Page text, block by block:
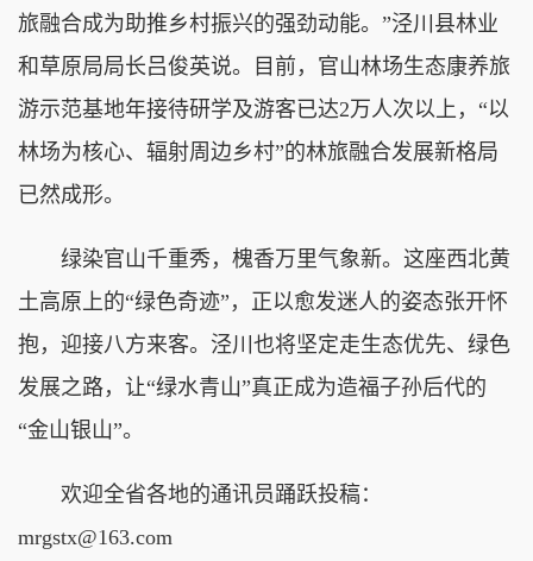
旅融合成为助推乡村振兴的强劲动能。”泾川县林业
和草原局局长吕俊英说。目前，官山林场生态康养旅
游示范基地年接待研学及游客已达2万人次以上，“以
林场为核心、辐射周边乡村”的林旅融合发展新格局
已然成形。
绿染官山千重秀，槐香万里气象新。这座西北黄
土高原上的“绿色奇迹”，正以愈发迷人的姿态张开怀
抱，迎接八方来客。泾川也将坚定走生态优先、绿色
发展之路，让“绿水青山”真正成为造福子孙后代的
“金山银山”。
欢迎全省各地的通讯员踊跃投稿：
mrgstx@163.com